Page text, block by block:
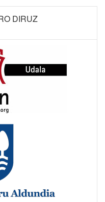
DIRUZ